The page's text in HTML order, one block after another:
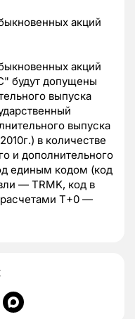
акций
акций
будут допущены
выпуска
выпуска
в количестве
и дополнительного
единым кодом (код
— TRMK, код в
Т+0 —